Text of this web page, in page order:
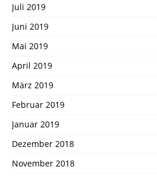
Juli 2019
Juni 2019
Mai 2019
April 2019
März 2019
Februar 2019
Januar 2019
Dezember 2018
November 2018